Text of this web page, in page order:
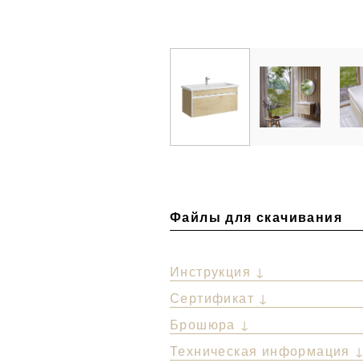
Файлы для скачивания
Инструкция ↓
Сертификат ↓
Брошюра ↓
Техническая информация ↓